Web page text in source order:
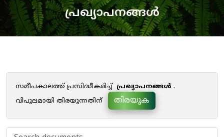
പ്രഖ്യാപനങ്ങൾ
സമീപകാലത്ത് പ്രസിദ്ധീകരിച്ച് പ്രഖ്യാപനങ്ങൾ .
വിപുലമായി തിരയുന്നതിന്
തിരയുക